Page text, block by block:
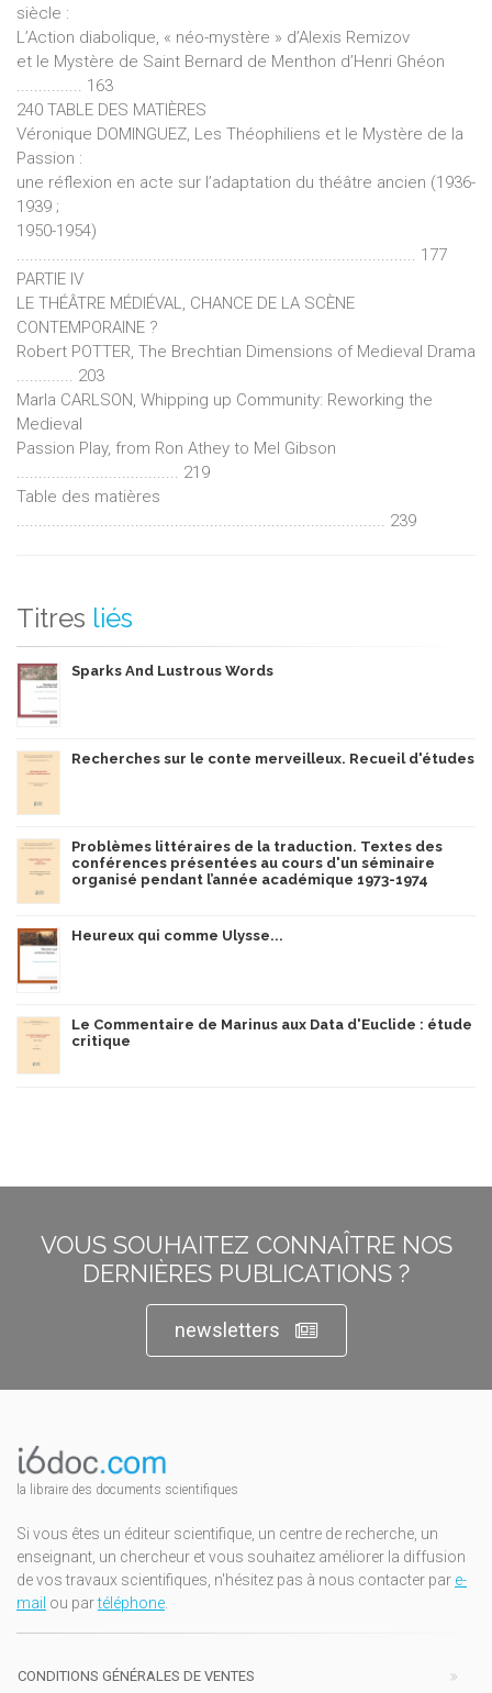
siècle :
L’Action diabolique, « néo-mystère » d’Alexis Remizov
et le Mystère de Saint Bernard de Menthon d’Henri Ghéon
............... 163
240 TABLE DES MATIÈRES
Véronique DOMINGUEZ, Les Théophiliens et le Mystère de la
Passion :
une réflexion en acte sur l’adaptation du théâtre ancien (1936-
1939 ;
1950-1954)
........................................................................................... 177
PARTIE IV
LE THÉÂTRE MÉDIÉVAL, CHANCE DE LA SCÈNE
CONTEMPORAINE ?
Robert POTTER, The Brechtian Dimensions of Medieval Drama
............. 203
Marla CARLSON, Whipping up Community: Reworking the
Medieval
Passion Play, from Ron Athey to Mel Gibson
..................................... 219
Table des matières
.................................................................................... 239
Titres liés
Sparks And Lustrous Words
Recherches sur le conte merveilleux. Recueil d'études
Problèmes littéraires de la traduction. Textes des
conférences présentées au cours d'un séminaire
organisé pendant l’année académique 1973-1974
Heureux qui comme Ulysse...
Le Commentaire de Marinus aux Data d'Euclide : étude
critique
VOUS SOUHAITEZ CONNAÎTRE NOS
DERNIÈRES PUBLICATIONS ?
newsletters
la libraire des documents scientifiques
Si vous êtes un éditeur scientifique, un centre de recherche, un
enseignant, un chercheur et vous souhaitez améliorer la diffusion
de vos travaux scientifiques, n'hésitez pas à nous contacter par e-
mail ou partéléphone
CONDITIONS GÉNÉRALES DE VENTES